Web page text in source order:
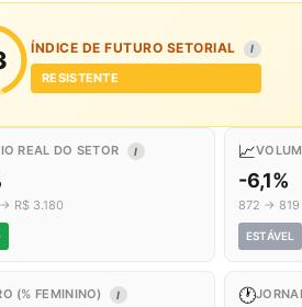
ÍNDICE DE FUTURO SETORIAL I
RESISTENTE
REAL DO SETOR I
R$ 3.180
📈
-6,1%
872 → 819
ESTÁVEL
(% FEMININO) I 🕐